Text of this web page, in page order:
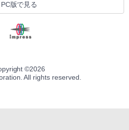
PC版で見る
©2026
All rights reserved.